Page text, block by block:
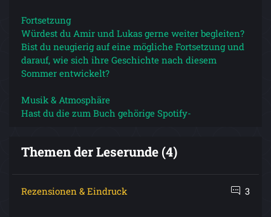
Fortsetzung
Würdest du Amir und Lukas gerne weiter begleiten?
Bist du neugierig auf eine mögliche Fortsetzung und
darauf, wie sich ihre Geschichte nach diesem
Sommer entwickelt?
Musik & Atmosphäre
Hast du die zum Buch gehörige Spotify-
Themen der Leserunde (4)
Rezensionen & Eindruck 3